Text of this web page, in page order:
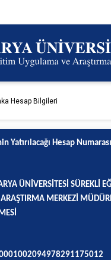
Hesap Bilgileri
Yatırılacağı Hesap Numarası
ÜNİVERSİTESİ SÜREKLİ
MERKEZİ